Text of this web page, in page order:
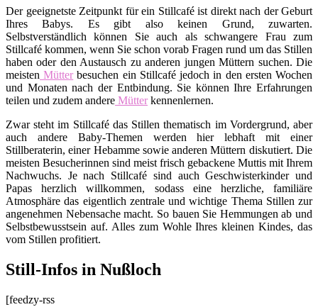
Der geeignetste Zeitpunkt für ein Stillcafé ist direkt nach der Geburt
Ihres Babys. Es gibt also keinen Grund, zuwarten.
Selbstverständlich können Sie auch als schwangere Frau zum
Stillcafé kommen, wenn Sie schon vorab Fragen rund um das Stillen
haben oder den Austausch zu anderen jungen Müttern suchen. Die
meisten Mütterbesuchen ein Stillcafé jedoch in den ersten Wochen
und Monaten nach der Entbindung. Sie können Ihre Erfahrungen
teilen und zudem andere Mütterkennenlernen.
Zwar steht im Stillcafé das Stillen thematisch im Vordergrund, aber
auch andere Baby-Themen werden hier lebhaft mit einer
Stillberaterin, einer Hebamme sowie anderen Müttern diskutiert. Die
meisten Besucherinnen sind meist frisch gebackene Muttis mit Ihrem
Nachwuchs. Je nach Stillcafé sind auch Geschwisterkinder und
Papas herzlich willkommen, sodass eine herzliche, familiäre
Atmosphäre das eigentlich zentrale und wichtige Thema Stillen zur
angenehmen Nebensache macht. So bauen Sie Hemmungen ab und
Selbstbewusstsein auf. Alles zum Wohle Ihres kleinen Kindes, das
vom Stillen profitiert.
Still-Infos in Nußloch
[feedzy-rss